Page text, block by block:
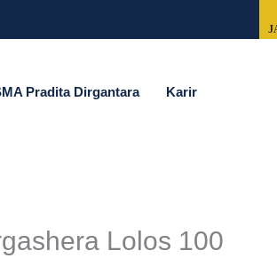
Pradita Dirgantara Karir
Lolos 100